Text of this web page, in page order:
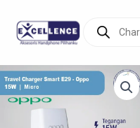
search